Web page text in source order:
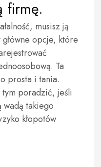
firmę.
musisz ją
opcje, które
Ta
prosta i tania.
tym poradzić, jeśli
wadą takiego
kłopotów